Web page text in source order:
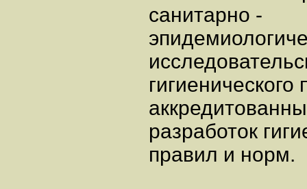
санитарно -
разработок
правил и норм.